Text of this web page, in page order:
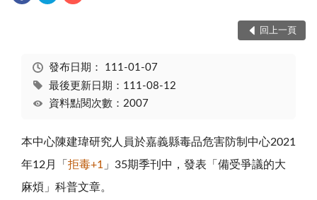
回上一頁
發布日期： 111-01-07
最後更新日期：111-08-12
資料點閱次數：2007
本中心陳建瑋研究人員於嘉義縣毒品危害防制中心2021
年12月「 拒毒+1 」35期季刊中，發表「備受爭議的大
麻煩」科普文章。